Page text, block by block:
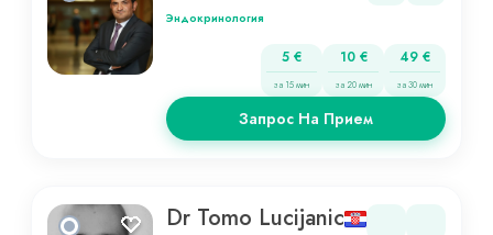
Эндокринология
5 €
за 15 мин
10 €
за 20 мин
49 €
за 30 мин
Запрос На Прием
Dr Tomo Lucijanic